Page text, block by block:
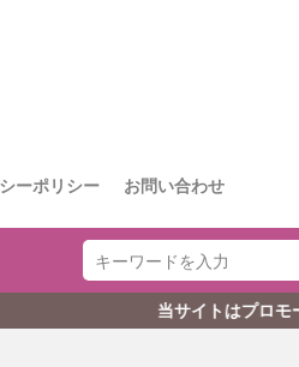
ーポリシー お問い合わせ
当サイトはプロモーションを含みます